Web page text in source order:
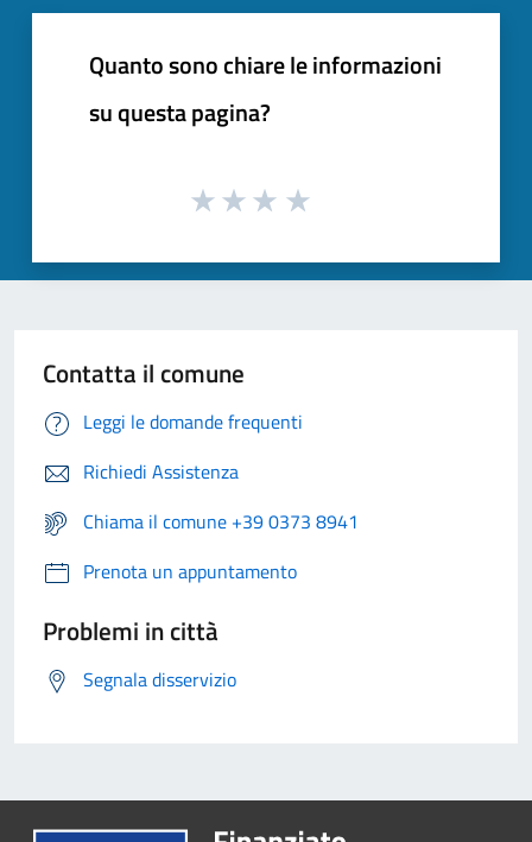
Quanto sono chiare le informazioni
su questa pagina?
Contatta il comune
Leggi le domande frequenti
Richiedi Assistenza
Chiama il comune +39 0373 8941
Prenota un appuntamento
Problemi in città
Segnala disservizio